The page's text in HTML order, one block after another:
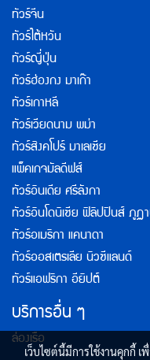
ทัวร์จีน
ทัวร์ไต้หวัน
ทัวร์ญี่ปุ่น
ทัวร์ฮ่องกง มาเก๊า
ทัวร์เกาหลี
ทัวร์เวียดนาม พม่า
ทัวร์สิงคโปร์ มาเลเซีย
แพ็คเกจมัลดีฟส์
ทัวร์อินเดีย ศรีลังกา
ทัวร์อินโดนิเซีย ฟิลิปปินส์ ภูฏ
ทัวร์อเมริกา แคนาดา
ทัวร์ออสเตรเลีย นิวซีแลนด์
ทัวร์แอฟริกา อียิปต์
บริการอื่น ๆ
ล่องเรือ
เว็บไซต์นี้มีการใช้งานคุกกี้